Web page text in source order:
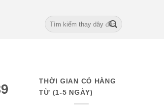
Search
for:
THỜI GIAN CÓ HÀNG
TỪ (1-5 NGÀY)